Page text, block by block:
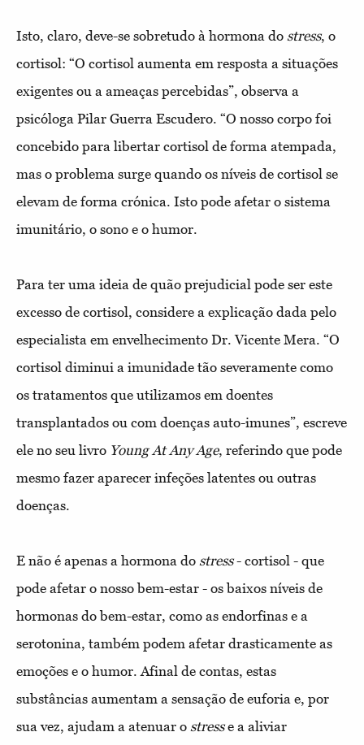
Isto, claro, deve-se sobretudo à hormona do stress, o
cortisol: “O cortisol aumenta em resposta a situações
exigentes ou a ameaças percebidas”, observa a
psicóloga Pilar Guerra Escudero. “O nosso corpo foi
concebido para libertar cortisol de forma atempada,
mas o problema surge quando os níveis de cortisol se
elevam de forma crónica. Isto pode afetar o sistema
imunitário, o sono e o humor.
Para ter uma ideia de quão prejudicial pode ser este
excesso de cortisol, considere a explicação dada pelo
especialista em envelhecimento Dr. Vicente Mera. “O
cortisol diminui a imunidade tão severamente como
os tratamentos que utilizamos em doentes
transplantados ou com doenças auto-imunes”, escreve
ele no seu livro Young At Any Age, referindo que pode
mesmo fazer aparecer infeções latentes ou outras
doenças.
E não é apenas a hormona do stress- cortisol - que
pode afetar o nosso bem-estar - os baixos níveis de
hormonas do bem-estar, como as endorfinas e a
serotonina, também podem afetar drasticamente as
emoções e o humor. Afinal de contas, estas
substâncias aumentam a sensação de euforia e, por
sua vez, ajudam a atenuar o stresse a aliviar